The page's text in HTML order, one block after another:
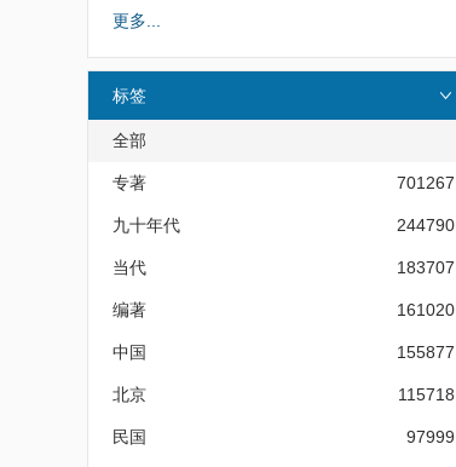
更多...
标签
全部
专著 701267
九十年代 244790
当代 183707
编著 161020
中国 155877
北京 115718
民国 97999